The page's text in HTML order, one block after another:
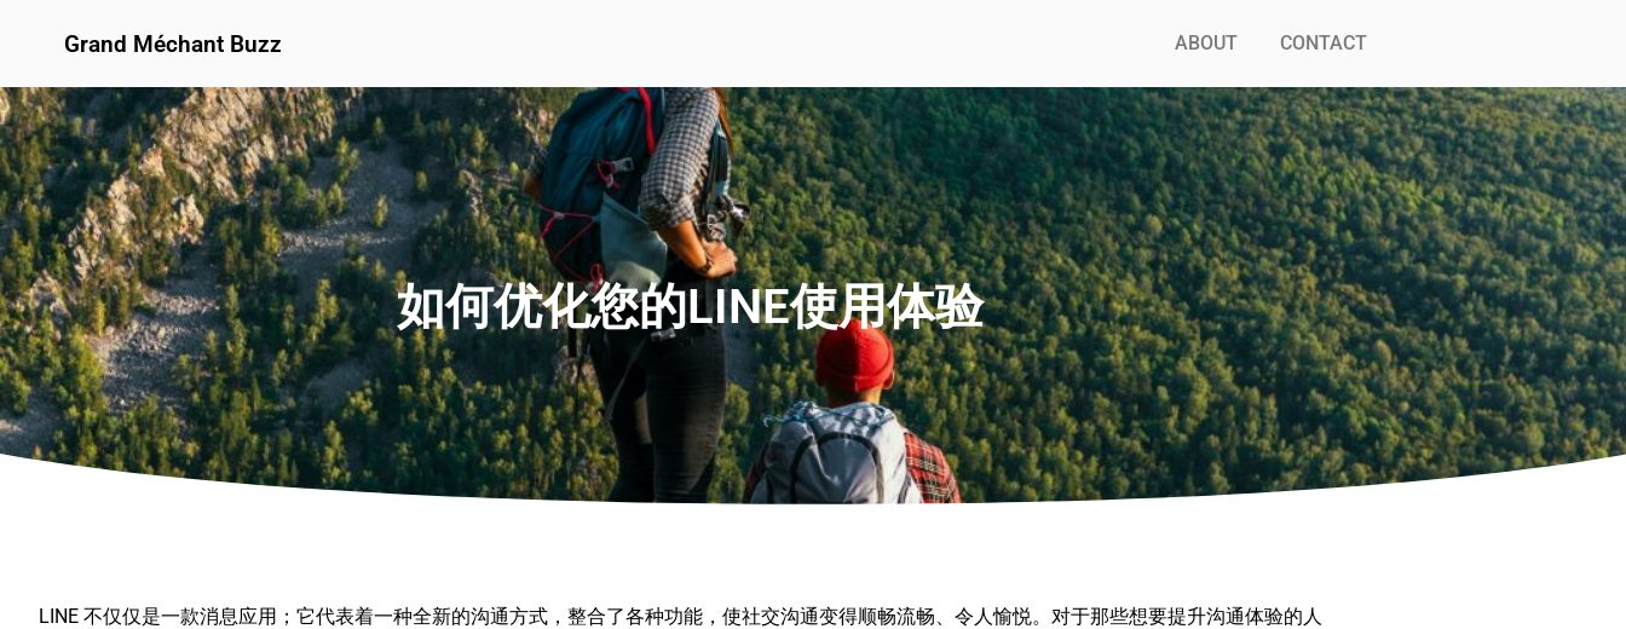
Grand Méchant Buzz ABOUT CONTACT
如何优化您的LINE使用体验
LINE 不仅仅是一款消息应用；它代表着一种全新的沟通方式，整合了各种功能，使社交沟通变得顺畅流畅、令人愉悦。对于那些想要提升沟通体验的人